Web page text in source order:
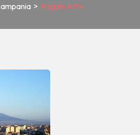
> Pagani Arte